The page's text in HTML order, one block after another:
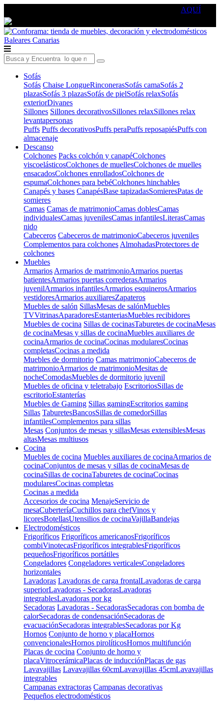
AQUÍ
Baleares Canarias
Sofás
Sofás Chaise LongueRinconerasSofás camaSofás 2
plazasSofás 3 plazasSofás de pielSofás relaxSofás
exteriorDivanes
Sillones Sillones decorativosSillones relaxSillones relax
levantapersonas
Puffs Puffs decorativosPuffs peraPuffs reposapiésPuffs con
almacenaje
Descanso
Colchones Packs colchón y canapéColchones
viscoelásticosColchones de muellesColchones de muelles
ensacadosColchones enrolladosColchones de
espumaColchones para bebéColchones hinchables
Canapés y bases CanapésBase tapizadasSomieresPatas de
somieres
Camas Camas de matrimonioCamas doblesCamas
individualesCamas juvenilesCamas infantilesLiterasCamas
nido
Cabeceros Cabeceros de matrimonioCabeceros juveniles
Complementos para colchones AlmohadasProtectores de
colchones
Muebles
Armarios Armarios de matrimonioArmarios puertas
batientesArmarios puertas correderasArmarios
juvenilArmarios infantilesArmarios esquinerosArmarios
vestidoresArmarios auxiliaresZapateros
Muebles de salón SillasMesas de salónMuebles
TVVitrinasAparadoresEstanteriasMuebles recibidores
Muebles de cocina Sillas de cocinasTaburetes de cocinaMesas
de cocinaMesas y sillas de cocinaMuebles auxiliares de
cocinaArmarios de cocinaCocinas modularesCocinas
completasCocinas a medida
Muebles de dormitorio Camas matrimonioCabeceros de
matrimonioArmarios de matrimonioMesitas de
nocheComodasMuebles de dormitorio juvenil
Muebles de oficina y teletrabajo EscritoriosSillas de
escritorioEstanterías
Muebles de Gaming Sillas gamingEscritorios gaming
Sillas TaburetesBancosSillas de comedorSillas
infantilesComplementos para sillas
Mesas Conjuntos de mesas y sillasMesas extensiblesMesas
altasMesas multiusos
Cocina
Muebles de cocina Muebles auxiliares de cocinaArmarios de
cocinaConjuntos de mesas y sillas de cocinaMesas de
cocinaSillas de cocinaTaburetes de cocinaCocinas
modularesCocinas completas
Cocinas a medida
Accesorios de cocina MenajeServicio de
mesaCuberteríaCuchillos para chefVinos y
licoresBotellasUtensilios de cocinaVajillaBandejas
Electrodomésticos
Frigoríficos Frigoríficos americanosFrigoríficos
combiVinotecasFrigoríficos integrablesFrigoríficos
pequeñosFrigoríficos portátiles
Congeladores Congeladores verticalesCongeladores
horizontales
Lavadoras Lavadoras de carga frontalLavadoras de carga
superiorLavadoras - SecadorasLavadoras
integrablesLavadoras por kg
Secadoras Lavadoras - SecadorasSecadoras con bomba de
calorSecadoras de condensaciónSecadoras de
evacuaciónSecadoras integrablesSecadoras por Kg
Hornos Conjunto de horno y placaHornos
convencionalesHornos pirolíticosHornos multifunción
Placas de cocina Conjunto de horno y
placaVitrocerámicaPlacas de inducciónPlacas de gas
Lavavajillas Lavavajillas 60cmLavavajillas 45cmLavavajillas
integrables
Campanas extractoras Campanas decorativas
Pequeños electrodomésticos